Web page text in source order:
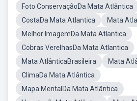
Foto ConservaçãoDa Mata Atlântica
CostaDa Mata Atlantica
Mata
Melhor ImagemDa Mata Atlantica
Cobras VerelhasDa Mata Atlantica
Mata AtlânticaBrasileira
Mata
ClimaDa Mata Atlântica
Mapa MentalDa Mata Atlântica